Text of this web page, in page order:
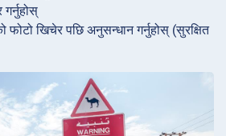
गर्नुहोस्
फोटो खिचेर पछि अनुसन्धान गर्नुहोस् (सुरक्षित